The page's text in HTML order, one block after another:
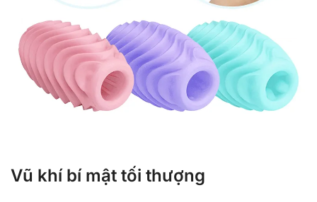
Vũ khí bí mật tối thượng